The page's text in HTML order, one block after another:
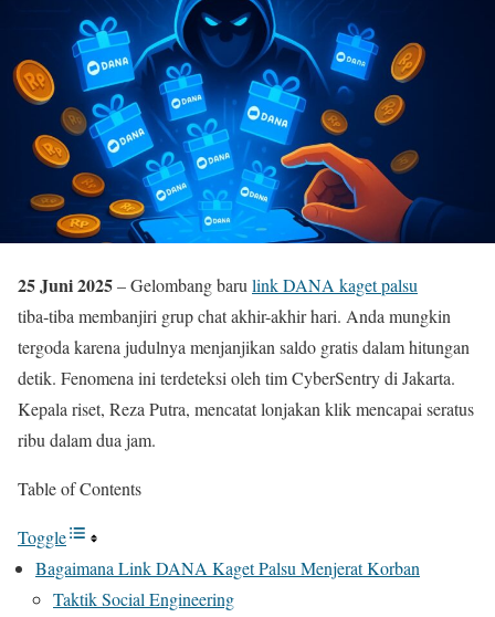
25 Juni 2025– Gelombang baru link DANA kaget palsu
tiba‑tiba membanjiri grup chat akhir-akhir hari. Anda mungkin
tergoda karena judulnya menjanjikan saldo gratis dalam hitungan
detik. Fenomena ini terdeteksi oleh tim CyberSentry di Jakarta.
Kepala riset, Reza Putra, mencatat lonjakan klik mencapai seratus
ribu dalam dua jam.
Table of Contents
Toggle
Bagaimana Link DANA Kaget Palsu Menjerat Korban
Taktik Social Engineering